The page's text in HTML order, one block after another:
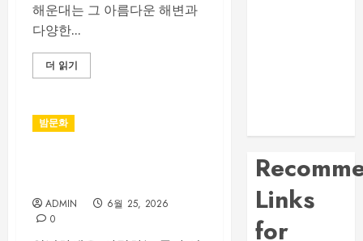
해운대는 그 아름다운 해변과
다양한...
더 읽기
밤문화
ADMIN
6월 25, 2026
0
Links
for